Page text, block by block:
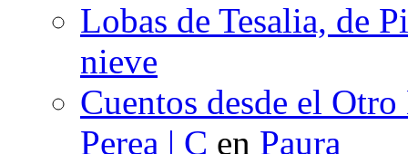
Lobas de Tesalia, de
nieve
Cuentos desde el
Perea | C en Paura